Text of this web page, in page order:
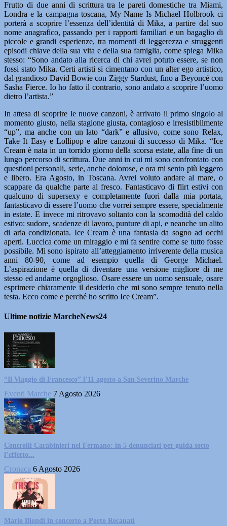
Frutto di due anni di scrittura tra le pareti domestiche tra Miami,
Londra e la campagna toscana, My Name Is Michael Holbrook ci
porterà a scoprire l’essenza dell’identità di Mika, a partire dal suo
nome anagrafico, passando per i rapporti familiari e un bagaglio di
piccole e grandi esperienze, tra momenti di leggerezza e struggenti
episodi chiave della sua vita e della sua famiglia, come spiega Mika
stesso: “Sono andato alla ricerca di chi avrei potuto essere, se non
fossi stato Mika. Certi artisti si cimentano con un alter ego artistico,
dal grandioso David Bowie con Ziggy Stardust, fino a Beyoncé con
Sasha Fierce. Io ho fatto il contrario, sono andato a scoprire l’uomo
dietro l’artista.”
In attesa di scoprire le nuove canzoni, è arrivato il primo singolo al
momento giusto, nella stagione giusta, contagioso e irresistibilmente
“up”, ma anche con un lato “dark” e allusivo, come sono Relax,
Take It Easy e Lollipop e altre canzoni di successo di Mika. “Ice
Cream è nata in un torrido giorno della scorsa estate, alla fine di un
lungo percorso di scrittura. Due anni in cui mi sono confrontato con
questioni personali, serie, anche dolorose, e ora mi sento più leggero
e libero. Era Agosto, in Toscana. Avrei voluto andare al mare, o
scappare da qualche parte al fresco. Fantasticavo di flirt estivi con
qualcuno di supersexy e completamente fuori dalla mia portata,
fantasticavo di essere l’uomo che vorrei sempre essere, specialmente
in estate. E invece mi ritrovavo soltanto con la scomodità del caldo
estivo: sudore, scadenze di lavoro, punture di api, e neanche un alito
di aria condizionata. Ice Cream è una fantasia da sogno ad occhi
aperti. Luccica come un miraggio e mi fa sentire come se tutto fosse
possibile. Mi sono ispirato all’atteggiamento irriverente della musica
anni 80-90, come ad esempio quella di George Michael.
L’aspirazione è quella di diventare una versione migliore di me
stesso ed andarne orgoglioso. Osare essere un uomo sensuale, osare
esprimere chiaramente il desiderio che mi sono sempre tenuto nella
testa. Ecco come e perché ho scritto Ice Cream”.
Ultime notizie MarcheNews24
“Il Viaggio di Francesco” l’11 agosto a San Severino Marche
Eventi Marche 7 Agosto 2026
Controlli Carabinieri nel Fermano: in 5 denunciati per guida sotto
l’effetto...
Cronaca 6 Agosto 2026
Mario Biondi in concerto a Porto Recanati